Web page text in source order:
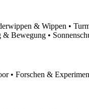
& Wippen •
Bewegung •
• Forschen &